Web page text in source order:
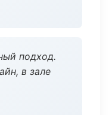
подход.
в зале